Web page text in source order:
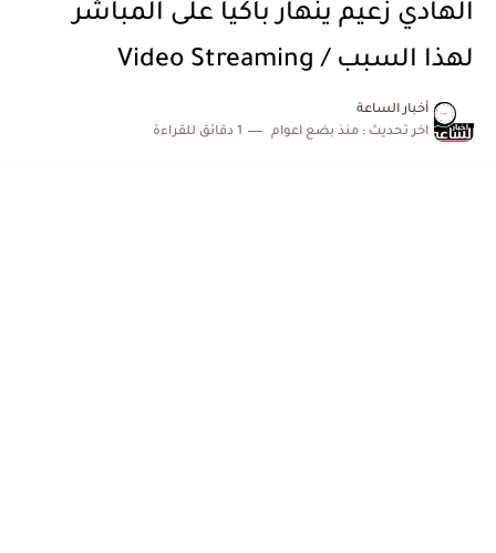
الهادي زعيم ينهار باكيا على المباشر
لهذا السبب / Video Streaming
أخبار الساعة
اخر تحديث : منذ بضع اعوام 1 دقائق للقراءة